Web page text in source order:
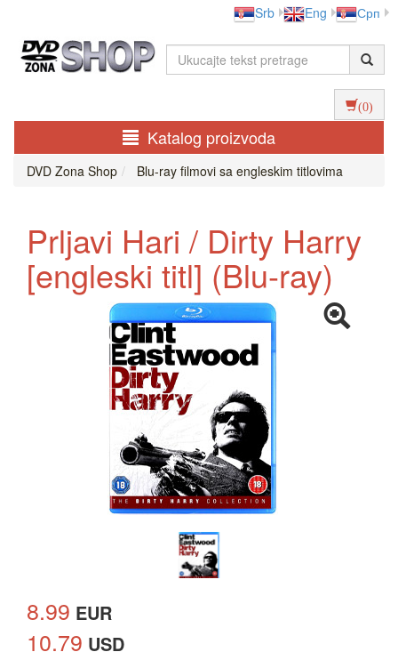
Srb Eng Срп
(0)
Katalog proizvoda
DVD Zona Shop Blu-ray filmovi sa engleskim titlovima
Prljavi Hari / Dirty Harry
[engleski titl] (Blu-ray)
8.99 EUR
10.79 USD